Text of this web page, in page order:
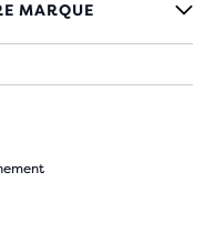
MARQUE